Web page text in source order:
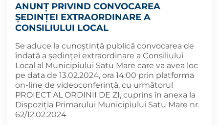
ANUNȚ PRIVIND CONVOCAREA
ȘEDINȚEI EXTRAORDINARE A
CONSILIULUI LOCAL
Se aduce la cunoștință publică convocarea de
îndată a ședinței extraordinare a Consiliului
Local al Municipiului Satu Mare care va avea loc
pe data de 13.02.2024, ora 14:00 prin platforma
on-line de videoconferință, cu următorul
PROIECT AL ORDINII DE ZI, cuprins în anexa la
Dispoziția Primarului Municipiului Satu Mare nr.
62/12.02.2024